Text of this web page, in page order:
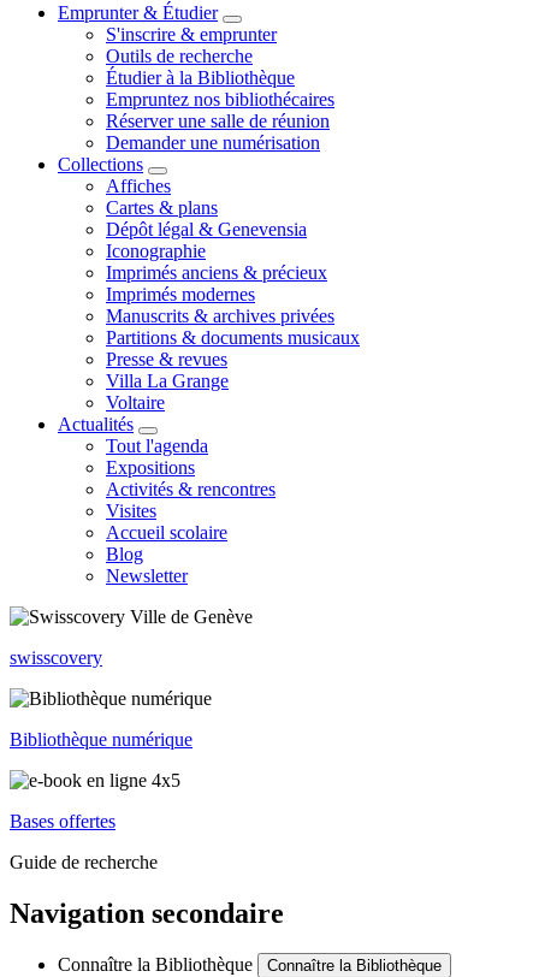
Emprunter & Étudier
S'inscrire & emprunter
Outils de recherche
Étudier à la Bibliothèque
Empruntez nos bibliothécaires
Réserver une salle de réunion
Demander une numérisation
Collections
Affiches
Cartes & plans
Dépôt légal & Genevensia
Iconographie
Imprimés anciens & précieux
Imprimés modernes
Manuscrits & archives privées
Partitions & documents musicaux
Presse & revues
Villa La Grange
Voltaire
Actualités
Tout l'agenda
Expositions
Activités & rencontres
Visites
Accueil scolaire
Blog
Newsletter
swisscovery
Bibliothèque numérique
Bases offertes
Guide de recherche
Navigation secondaire
Connaître la Bibliothèque Connaître la Bibliothèque